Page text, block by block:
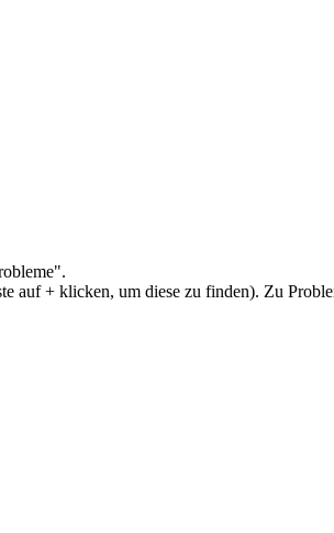
auf + klicken, um diese zu finden). Zu